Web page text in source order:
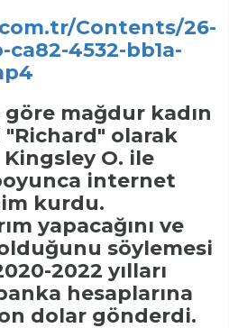
Contents/26-
ca82-4532-bb1a-
mağdur kadın
"Richard" olarak
O. ile
internet
kurdu.
yapacağını ve
söylemesi
2022 yılları
hesaplarına
dolar gönderdi.